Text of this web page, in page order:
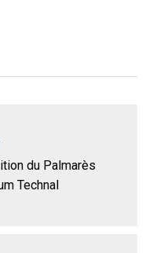
du Palmarès
Technal